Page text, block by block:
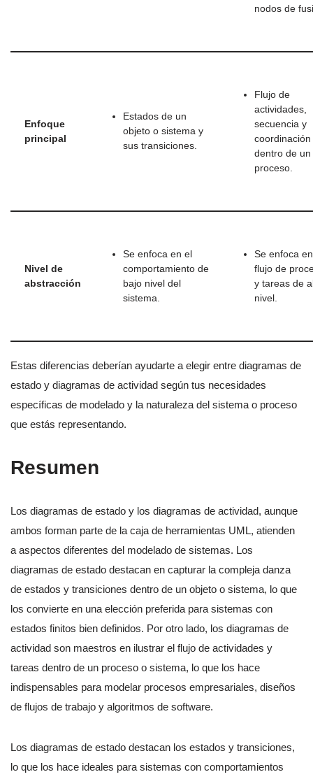
nodos de
Enfoque
principal
Estados de un
objeto o sistema y
sus transiciones.
Flujo de
actividades,
secuencia y
coordinación
dentro de un
proceso.
Nivel de
abstracción
Se enfoca en el
comportamiento de
bajo nivel del
sistema.
Se enfoca
flujo de
y tareas de
nivel.
Estas diferencias deberían ayudarte a elegir entre diagramas de
estado y diagramas de actividad según tus necesidades
específicas de modelado y la naturaleza del sistema o proceso
que estás representando.
Resumen
Los diagramas de estado y los diagramas de actividad, aunque
ambos forman parte de la caja de herramientas UML, atienden
a aspectos diferentes del modelado de sistemas. Los
diagramas de estado destacan en capturar la compleja danza
de estados y transiciones dentro de un objeto o sistema, lo que
los convierte en una elección preferida para sistemas con
estados finitos bien definidos. Por otro lado, los diagramas de
actividad son maestros en ilustrar el flujo de actividades y
tareas dentro de un proceso o sistema, lo que los hace
indispensables para modelar procesos empresariales, diseños
de flujos de trabajo y algoritmos de software.
Los diagramas de estado destacan los estados y transiciones,
lo que los hace ideales para sistemas con comportamientos